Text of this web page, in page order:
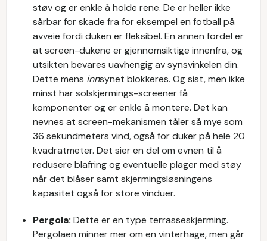
støv og er enkle å holde rene. De er heller ikke
sårbar for skade fra for eksempel en fotball på
avveie fordi duken er fleksibel. En annen fordel er
at screen-dukene er gjennomsiktige innenfra, og
utsikten bevares uavhengig av synsvinkelen din.
Dette mens innsynet blokkeres. Og sist, men ikke
minst har solskjermings-screener få
komponenter og er enkle å montere. Det kan
nevnes at screen-mekanismen tåler så mye som
36 sekundmeters vind, også for duker på hele 20
kvadratmeter. Det sier en del om evnen til å
redusere blafring og eventuelle plager med støy
når det blåser samt skjermingsløsningens
kapasitet også for store vinduer.
Pergola: Dette er en type terrasseskjerming.
Pergolaen minner mer om en vinterhage, men går